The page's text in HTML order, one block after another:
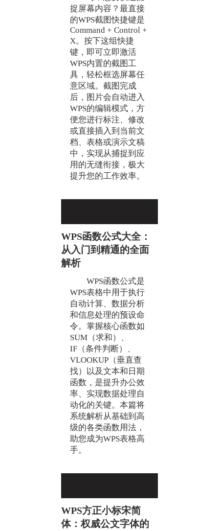
捉屏幕内容？最直接
的WPS截图快捷键是
Command + Control +
X。按下这组快捷
键，即可立即激活
WPS内置的截图工
具，轻松框选屏幕任
意区域。截图完成
后，图片会自动进入
WPS的编辑模式，方
便您进行标注、修改
或直接插入到当前文
档、表格或演示文稿
中，实现从捕捉到应
用的无缝衔接，极大
提升您的工作效率。
WPS函数公式大全：
从入门到精通的全面
解析
WPS函数公式是
WPS表格中用于执行
自动计算、数据分析
和信息处理的预设命
令。掌握核心函数如
SUM（求和）、
IF（条件判断）、
VLOOKUP（垂直查
找）以及文本和日期
函数，是提升办公效
率、实现数据处理自
动化的关键。本篇将
系统解析从基础到高
级的各类函数用法，
助您成为WPS表格高
手。
WPS方正小标宋简
体：权威公文字体的